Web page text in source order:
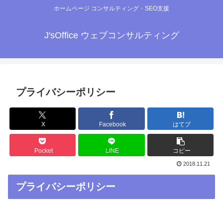
ホームページ コンサルティング・SEO支援
J'sOffice ウェブコンサルティング
プライバシーポリシー
X Facebook はてブ
Pocket LINE コピー
2018.11.21
プライバシーポリシー